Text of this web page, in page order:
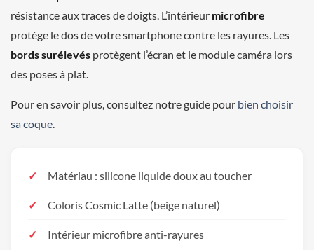
résistance aux traces de doigts. L’intérieur microfibre
protège le dos de votre smartphone contre les rayures. Les
bords surélevés protègent l’écran et le module caméra lors
des poses à plat.
Pour en savoir plus, consultez notre guide pour bien choisir
sa coque
Matériau : silicone liquide doux au toucher
Coloris Cosmic Latte (beige naturel)
Intérieur microfibre anti-rayures